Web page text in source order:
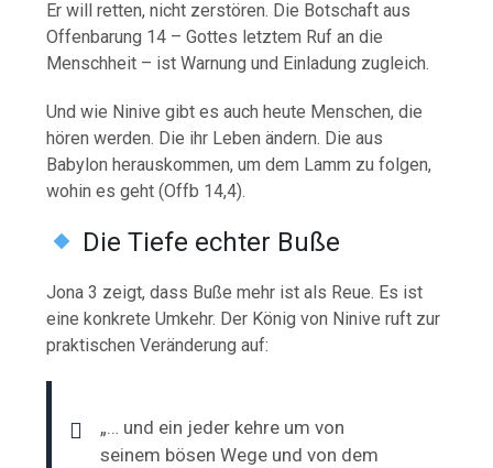
Er will retten, nicht zerstören. Die Botschaft aus
Offenbarung 14 – Gottes letztem Ruf an die
Menschheit – ist Warnung und Einladung zugleich.
Und wie Ninive gibt es auch heute Menschen, die
hören werden. Die ihr Leben ändern. Die aus
Babylon herauskommen, um dem Lamm zu folgen,
wohin es geht (Offb 14,4).
Die Tiefe echter Buße
Jona 3 zeigt, dass Buße mehr ist als Reue. Es ist
eine konkrete Umkehr. Der König von Ninive ruft zur
praktischen Veränderung auf:
„… und ein jeder kehre um von
seinem bösen Wege und von dem